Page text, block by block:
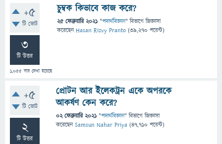
+5
টি ভোট
3
টি উত্তর
1,055 বার দেখা হয়েছে
চুম্বক কিভাবে কাজ করে?
25 ফেব্রুয়ারি 2021 "পদার্থবিজ্ঞান" বিভাগে জিজ্ঞাসা
করেছেনHasan Rizvy Pranto (39,270 পয়েন্ট)
+5
টি ভোট
2
টি উত্তর
প্রোটন আর ইলেকট্রন একে অপরকে
আকর্ষণ কেন করে?
02 ফেব্রুয়ারি 2021 "পদার্থবিজ্ঞান" বিভাগে জিজ্ঞাসা
করেছেনSamsun Nahar Priya (47,710 পয়েন্ট)